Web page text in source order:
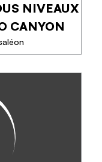
NIVEAUX
CANYON
SPÉLÉO
les vallées
vous proposons